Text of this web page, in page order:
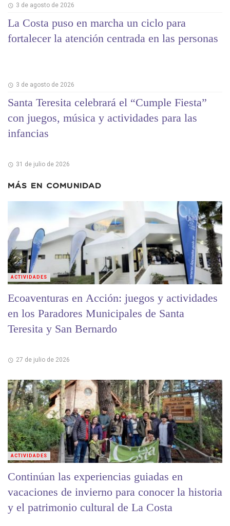
3 de agosto de 2026
La Costa puso en marcha un ciclo para
fortalecer la atención centrada en las personas
3 de agosto de 2026
Santa Teresita celebrará el “Cumple Fiesta”
con juegos, música y actividades para las
infancias
31 de julio de 2026
MÁS EN COMUNIDAD
Ecoaventuras en Acción: juegos y actividades
en los Paradores Municipales de Santa
Teresita y San Bernardo
27 de julio de 2026
ACTIVIDADES
Continúan las experiencias guiadas en
vacaciones de invierno para conocer la historia
y el patrimonio cultural de La Costa
ACTIVIDADES